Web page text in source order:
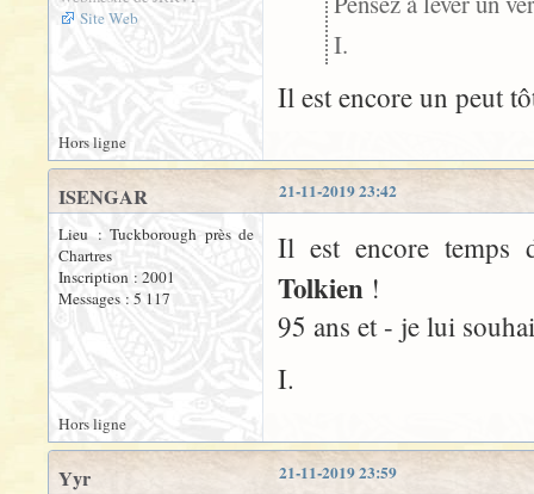
Site Web
I.
Il est encore un peut
Hors ligne
21-11-2019 23:42
ISENGAR
Lieu : Tuckborough près de
Chartres
Inscription : 2001
Messages : 5 117
Il est encore temps
Tolkien !
95 ans et - je lui
I.
Hors ligne
21-11-2019 23:59
Yyr